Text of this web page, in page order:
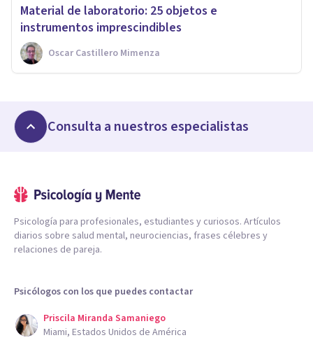
Material de laboratorio: 25 objetos e
instrumentos imprescindibles
Oscar Castillero Mimenza
Consulta a nuestros especialistas
Psicología para profesionales, estudiantes y curiosos. Artículos
diarios sobre salud mental, neurociencias, frases célebres y
relaciones de pareja.
Psicólogos con los que puedes contactar
Priscila Miranda Samaniego
Miami, Estados Unidos de América